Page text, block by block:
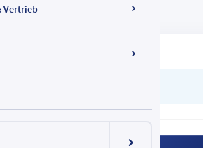
Vertrieb